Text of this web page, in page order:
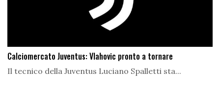
Calciomercato Juventus: Vlahovic pronto a tornare
Il tecnico della Juventus Luciano Spalletti sta...